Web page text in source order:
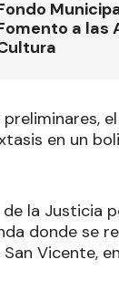
a las
en un
la Justicia
donde se
Vicente,